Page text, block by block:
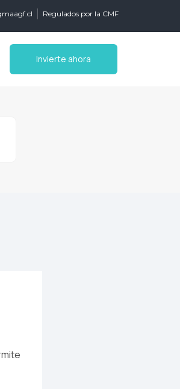
Regulados por la CMF
Invierte ahora